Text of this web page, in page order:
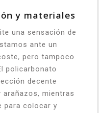
y materiales
una sensación de
ante un
pero tampoco
policarbonato
decente
mientras
para colocar y